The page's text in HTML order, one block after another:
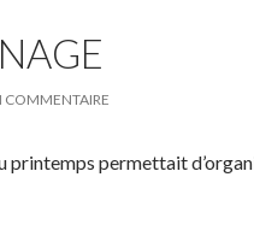
COMMENTAIRE
printemps permettait